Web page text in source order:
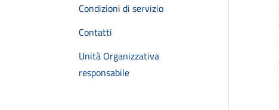
Condizioni di servizio
Contatti
Unità Organizzativa
responsabile